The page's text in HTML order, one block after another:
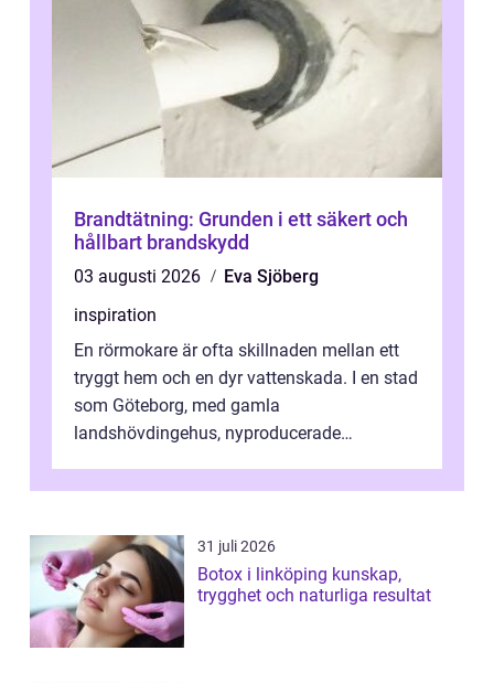
Brandtätning: Grunden i ett säkert och
hållbart brandskydd
03 augusti 2026
Eva Sjöberg
inspiration
En rörmokare är ofta skillnaden mellan ett
tryggt hem och en dyr vattenskada. I en stad
som Göteborg, med gamla
landshövdingehus, nyproducerade
ställs höga k...
31 juli 2026
Botox i linköping kunskap,
trygghet och naturliga resultat